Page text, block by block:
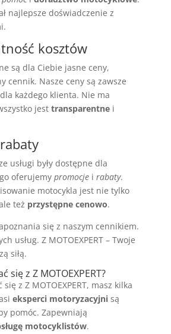
najlepsze doświadczenie z
kosztów
są dla Ciebie jasne ceny,
cennik. Nasze ceny są zawsze
każdego klienta. Nie ma
jest transparentnei
usługi były dostępne dla
oferujemy promocjei rabaty.
motocykla jest nie tylko
też przystępne cenowo.
się z naszym cennikiem.
usług. Z MOTOEXPERT – Twoje
siłą.
się z Z MOTOEXPERT?
z Z MOTOEXPERT, masz kilka
eksperci motoryzacyjnisą
pomóc. Zapewniają
motocyklistów.